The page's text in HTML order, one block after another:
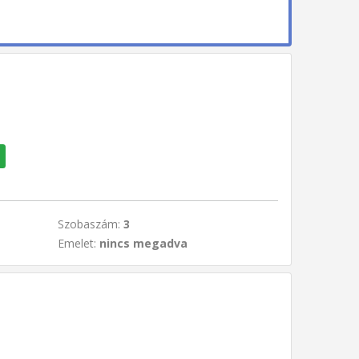
Szobaszám: 3
Emelet: nincs megadva